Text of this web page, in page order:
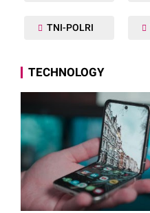
TNI-POLRI
TECHNOLOGY